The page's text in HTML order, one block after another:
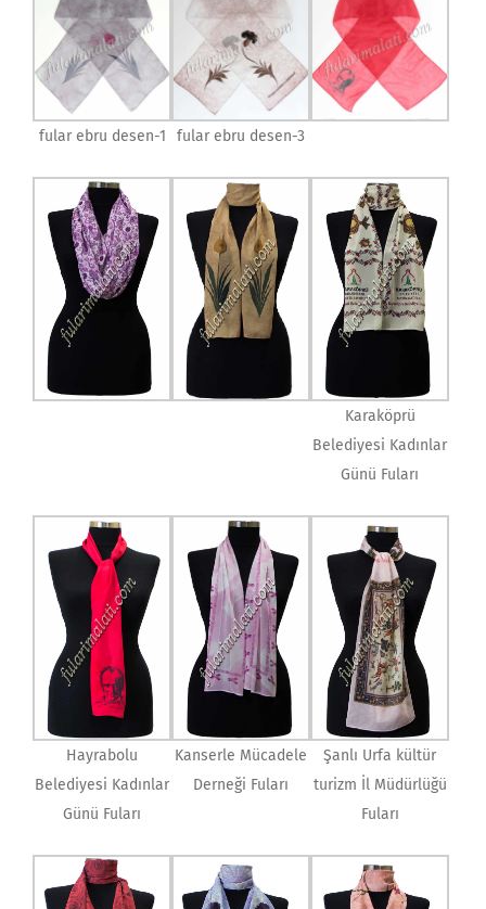
fular ebru desen-1 fular ebru desen-3
Karaköprü
Belediyesi Kadınlar
Günü Fuları
Hayrabolu
Belediyesi Kadınlar
Günü Fuları
Kanserle Mücadele
Derneği Fuları
Şanlı Urfa kültür
turizm İl Müdürlüğü
Fuları